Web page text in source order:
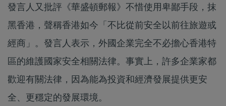
發言人又批評《華盛頓郵報》不惜使用卑鄙手段，抹
黑香港，聲稱香港如今「不比從前安全以前往旅遊或
經商」。發言人表示，外國企業完全不必擔心香港特
區的維護國家安全相關法律。事實上，許多企業家都
歡迎有關法律，因為能為投資和經濟發展提供更安
全、更穩定的發展環境。